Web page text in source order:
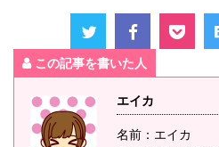
この記事を書いた人
エイカ
名前：エイカ